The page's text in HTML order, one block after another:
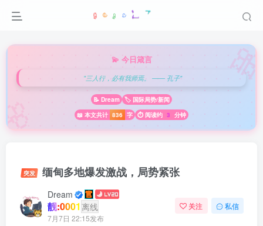
💫 今日箴言
"三人行，必有我师焉。 —— 孔子"
📝 Dream 🏷️ 国际局势/新闻
📖 本文共计 836 字 ⏱️ 阅读约 3 分钟
突发 缅甸多地爆发激战，局势紧张
Dream
靓:0001 离线
7月7日 22:15发布
关注 私信